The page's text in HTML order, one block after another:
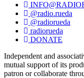
@radio.rueda
@radiorueda
radiorueda
DONATE
Independent and
mutual support of its
patron or collaborate